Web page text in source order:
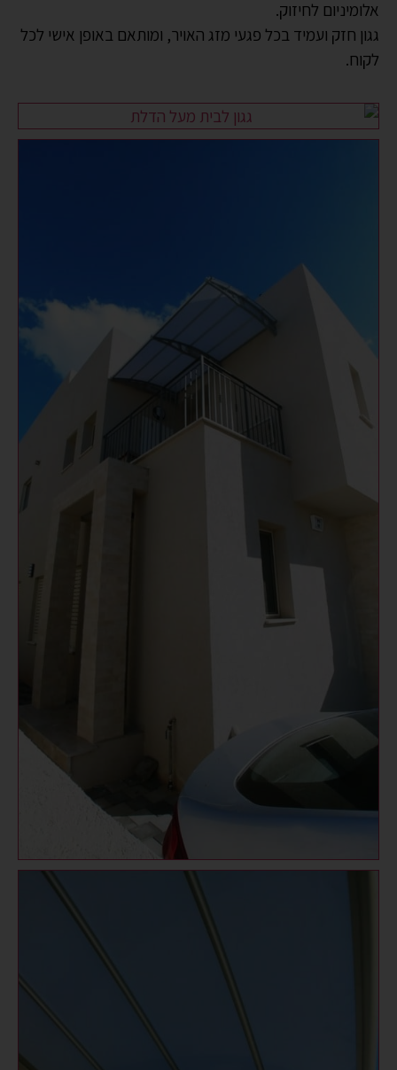
אלומיניום לחיזוק.
גגון חזק ועמיד בכל פגעי מזג האויר, ומותאם באופן אישי לכל
לקוח.